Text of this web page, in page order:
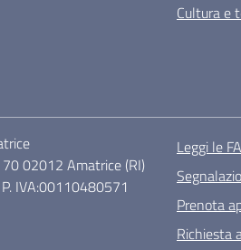
Cultura e
70 02012 Amatrice (RI)
IVA:00110480571
Leggi le
Prenota
Richiesta